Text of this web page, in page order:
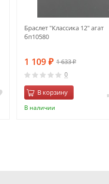
Браслет "Классика 12" агат
бп10580
1 109 ₽ 1 633₽
0
В корзину
В наличии